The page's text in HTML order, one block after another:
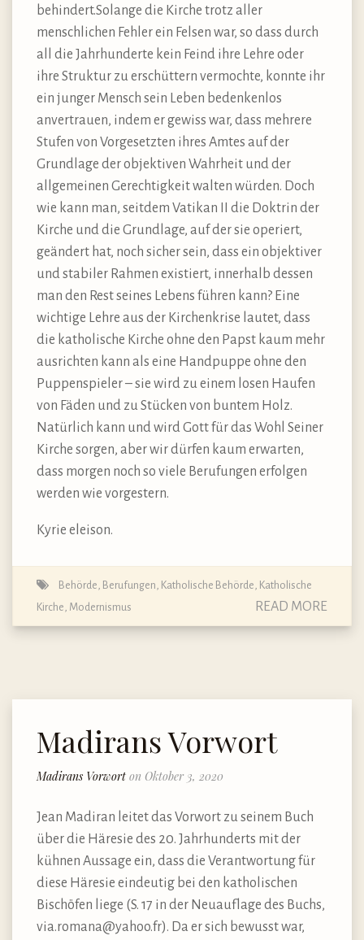
behindert.Solange die Kirche trotz aller
menschlichen Fehler ein Felsen war, so dass durch
all die Jahrhunderte kein Feind ihre Lehre oder
ihre Struktur zu erschüttern vermochte, konnte ihr
ein junger Mensch sein Leben bedenkenlos
anvertrauen, indem er gewiss war, dass mehrere
Stufen von Vorgesetzten ihres Amtes auf der
Grundlage der objektiven Wahrheit und der
allgemeinen Gerechtigkeit walten würden. Doch
wie kann man, seitdem Vatikan II die Doktrin der
Kirche und die Grundlage, auf der sie operiert,
geändert hat, noch sicher sein, dass ein objektiver
und stabiler Rahmen existiert, innerhalb dessen
man den Rest seines Lebens führen kann? Eine
wichtige Lehre aus der Kirchenkrise lautet, dass
die katholische Kirche ohne den Papst kaum mehr
ausrichten kann als eine Handpuppe ohne den
Puppenspieler – sie wird zu einem losen Haufen
von Fäden und zu Stücken von buntem Holz.
Natürlich kann und wird Gott für das Wohl Seiner
Kirche sorgen, aber wir dürfen kaum erwarten,
dass morgen noch so viele Berufungen erfolgen
werden wie vorgestern.
Kyrie eleison.
Behörde, Berufungen, Katholische Behörde, Katholische
Kirche, Modernismus READ MORE
Madirans Vorwort
Madirans Vorwort on Oktober 3, 2020
Jean Madiran leitet das Vorwort zu seinem Buch
über die Häresie des 20. Jahrhunderts mit der
kühnen Aussage ein, dass die Verantwortung für
diese Häresie eindeutig bei den katholischen
Bischöfen liege (S. 17 in der Neuauflage des Buchs,
via.romana@yahoo.fr). Da er sich bewusst war,